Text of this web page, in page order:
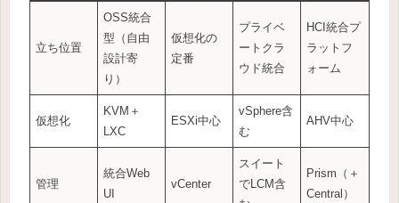
立ち位置
OSS統合
型（自由
設計寄
り）
仮想化の
定番
プライベ
ートクラ
ウド統合
HCI統合プ
ラットフ
ォーム
仮想化
KVM＋
LXC
ESXi中心
vSphere含
む
AHV中心
管理
統合Web
UI
vCenter
スイート
でLCM含
Prism（＋
Central）